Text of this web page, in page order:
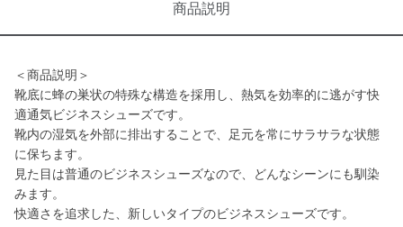
商品説明
＜商品説明＞
靴底に蜂の巣状の特殊な構造を採用し、熱気を効率的に逃がす快
適通気ビジネスシューズです。
靴内の湿気を外部に排出することで、足元を常にサラサラな状態
に保ちます。
見た目は普通のビジネスシューズなので、どんなシーンにも馴染
みます。
快適さを追求した、新しいタイプのビジネスシューズです。